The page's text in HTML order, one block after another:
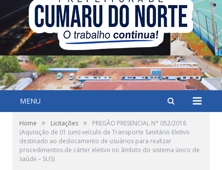
MENU
Home » Licitações »
PREGÃO PRESENCIAL N° 052/2018
(Aquisição de 01 (um) veículo de Transporte Sanitário Eletivo
destinado ao deslocamento de usuários para realizar
procedimentos de cárter eletivo no âmbito do sistema único de
saúde – SUS)